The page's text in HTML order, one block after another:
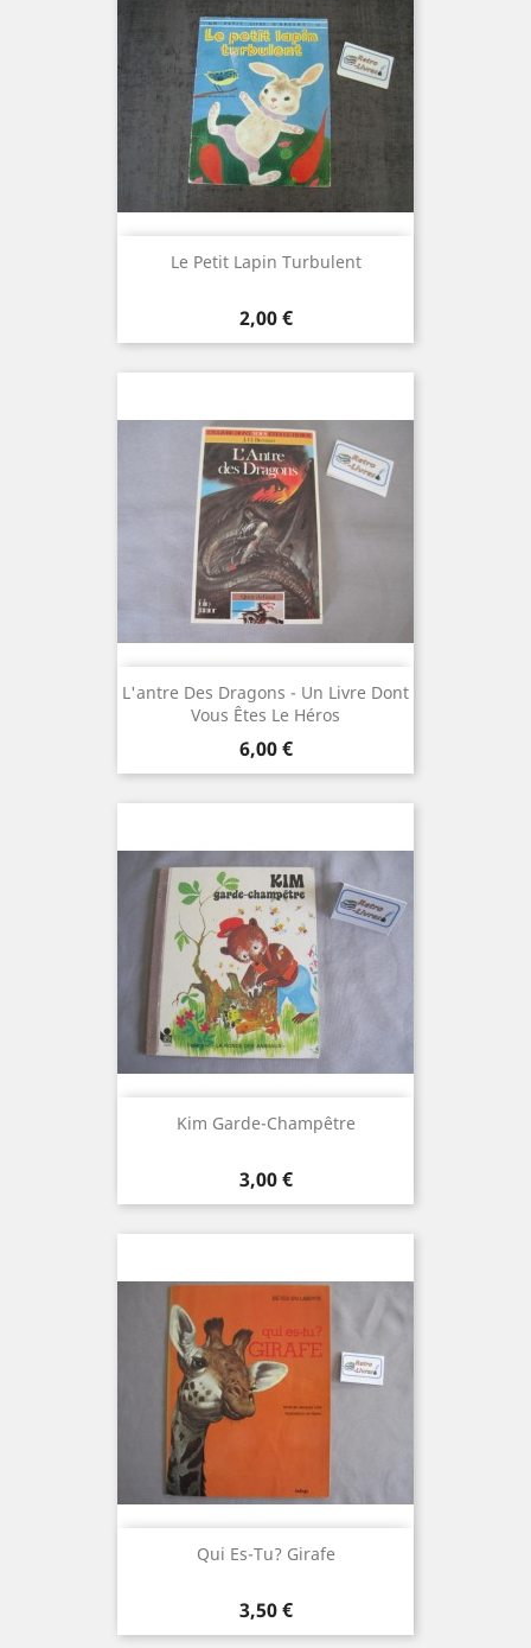
Le Petit Lapin Turbulent
Prix
2,00 €
L'antre Des Dragons - Un Livre Dont
Vous Êtes Le Héros
Prix
6,00 €
Kim Garde-Champêtre
Prix
3,00 €
Qui Es-Tu? Girafe
Prix
3,50 €